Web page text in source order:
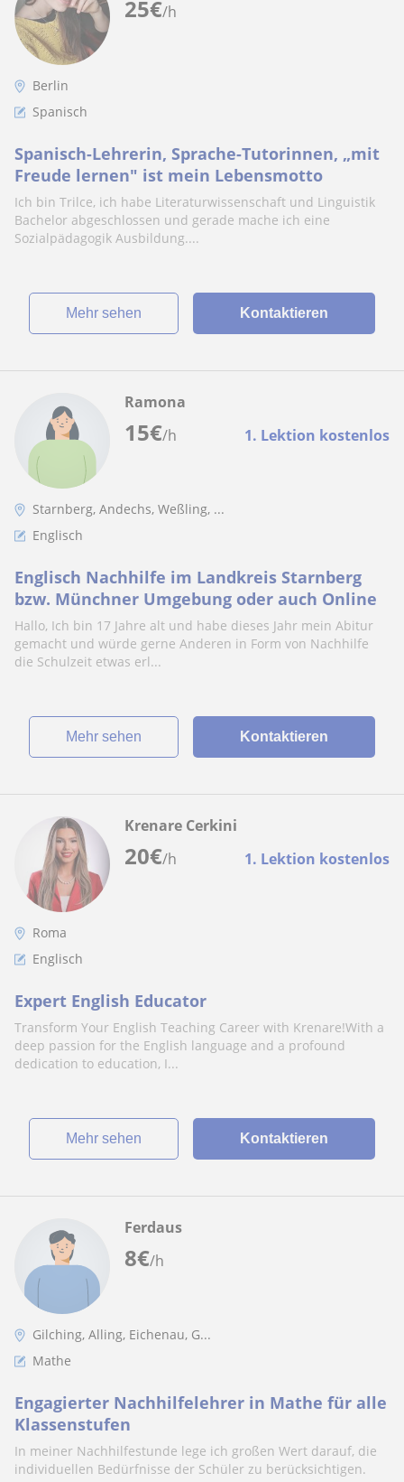
25€/h
Berlin
Spanisch
Spanisch-Lehrerin, Sprache-Tutorinnen, „mit
Freude lernen" ist mein Lebensmotto
Ich bin Trilce, ich habe Literaturwissenschaft und Linguistik
Bachelor abgeschlossen und gerade mache ich eine
Sozialpädagogik Ausbildung....
Mehr sehen Kontaktieren
15€/h 1. Lektion kostenlos
Ramona
Starnberg, Andechs, Weßling, ...
Englisch
Englisch Nachhilfe im Landkreis Starnberg
bzw. Münchner Umgebung oder auch Online
Hallo, Ich bin 17 Jahre alt und habe dieses Jahr mein Abitur
gemacht und würde gerne Anderen in Form von Nachhilfe
die Schulzeit etwas erl...
Mehr sehen Kontaktieren
20€/h 1. Lektion kostenlos
Krenare Cerkini
Roma
Englisch
Expert English Educator
Transform Your English Teaching Career with Krenare!With a
deep passion for the English language and a profound
dedication to education, I...
Mehr sehen Kontaktieren
8€/h
Ferdaus
Gilching, Alling, Eichenau, G...
Mathe
Engagierter Nachhilfelehrer in Mathe für alle
Klassenstufen
In meiner Nachhilfestunde lege ich großen Wert darauf, die
individuellen Bedürfnisse der Schüler zu berücksichtigen.